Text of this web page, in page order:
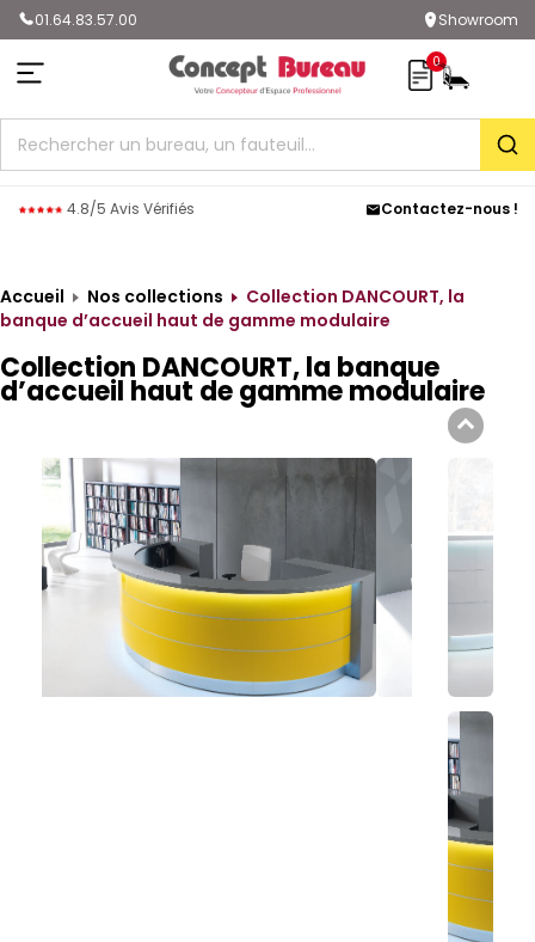
01.64.83.57.00 Showroom
0
4.8/5 Avis Vérifiés Contactez-nous !
Accueil Nos collections
Collection DANCOURT, la
banque d’accueil haut de gamme modulaire
Collection DANCOURT, la banque
d’accueil haut de gamme modulaire